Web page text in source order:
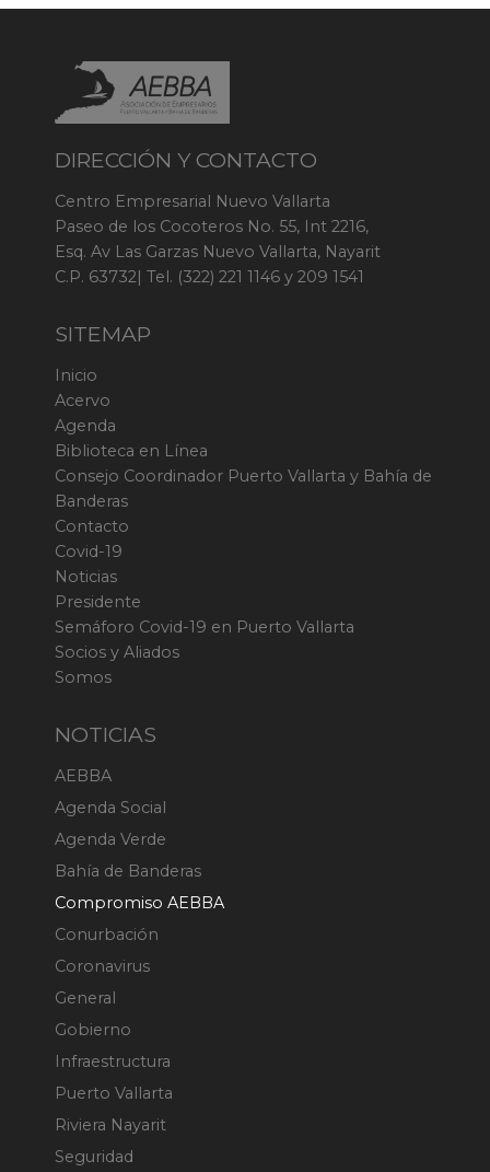
DIRECCIÓN Y CONTACTO
Centro Empresarial Nuevo Vallarta
Paseo de los Cocoteros No. 55, Int 2216,
Esq. Av Las Garzas Nuevo Vallarta, Nayarit
C.P. 63732| Tel. (322) 221 1146 y 209 1541
SITEMAP
Inicio
Acervo
Agenda
Biblioteca en Línea
Consejo Coordinador Puerto Vallarta y Bahía de
Banderas
Contacto
Covid-19
Noticias
Presidente
Semáforo Covid-19 en Puerto Vallarta
Socios y Aliados
Somos
NOTICIAS
AEBBA
Agenda Social
Agenda Verde
Bahía de Banderas
Compromiso AEBBA
Conurbación
Coronavirus
General
Gobierno
Infraestructura
Puerto Vallarta
Riviera Nayarit
Seguridad